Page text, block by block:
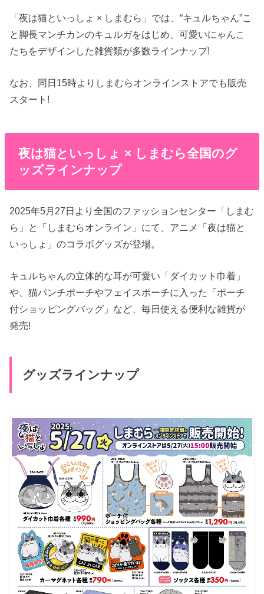
「夜は猫といっしょ × しまむら」では、“キュルちゃん”こ
と脚長マンチカンのキュルガをはじめ、可愛いにゃんこ
たちをデザインした雑貨類が多数ラインナップ!
なお、同日15時よりしまむらオンラインストアでも販売
スタート!
夜は猫といっしょ × しまむら全国のグ
ッズラインナップ
2025年5月27日より全国のファッションセンター「しまむ
ら」と「しまむらオンライン」にて、アニメ「夜は猫と
いっしょ」のコラボグッズが登場。
キュルちゃんの立体的な耳が可愛い「ダイカット巾着」
や、猫パンチポーチやフェイスポーチに入った「ポーチ
付ショッピングバッグ」など、毎日使える便利な雑貨が
発売!
グッズラインナップ